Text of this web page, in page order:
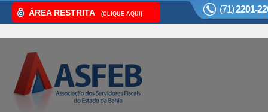
ÁREA RESTRITA (CLIQUE AQUI) (71)2201-